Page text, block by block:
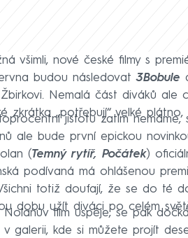
všimli, nové české filmy s
budou následovat3Bobule
Nemalá část diváků ale
zkrátka „potřebují“ velké
jistotu zatím
ale bude první epickou
(Temný rytíř, Počátek)
podívaná má ohlášenou
totiž doufají, že se do té
dobu užít diváci po celém
film uspěje, se pak
v galerii, kde si můžete projít